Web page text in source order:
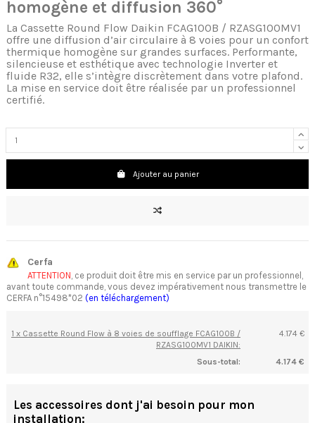
homogène et diffusion 360°
La Cassette Round Flow Daikin FCAG100B / RZASG100MV1
offre une diffusion d’air circulaire à 8 voies pour un confort
thermique homogène sur grandes surfaces. Performante,
silencieuse et esthétique avec technologie Inverter et
fluide R32, elle s’intègre discrètement dans votre plafond.
La mise en service doit être réalisée par un professionnel
certifié.
Ajouter au panier
Cerfa
ATTENTION, ce produit doit être mis en service par un professionnel,
avant toute commande, vous devez impérativement nous transmettre le
CERFA n°15498*02 (en téléchargement)
1 x Cassette Round Flow à 8 voies de soufflage FCAG100B /
RZASG100MV1 DAIKIN:
4.174 €
Sous-total: 4.174 €
Les accessoires dont j'ai besoin pour mon
installation: